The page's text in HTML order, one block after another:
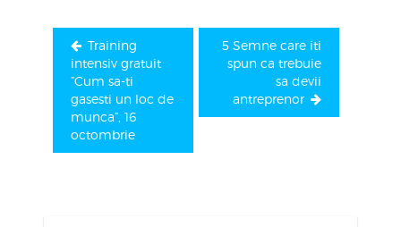
Training
intensiv gratuit
”Cum sa-ti
gasesti un loc de
munca”, 16
octombrie
5 Semne care iti
spun ca trebuie
sa devii
antreprenor